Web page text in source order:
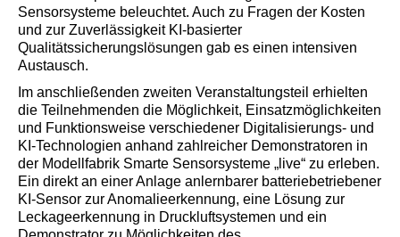
Sensorsysteme beleuchtet. Auch zu Fragen der Kosten
und zur Zuverlässigkeit KI-basierter
Qualitätssicherungslösungen gab es einen intensiven
Austausch.
Im anschließenden zweiten Veranstaltungsteil erhielten
die Teilnehmenden die Möglichkeit, Einsatzmöglichkeiten
und Funktionsweise verschiedener Digitalisierungs- und
KI-Technologien anhand zahlreicher Demonstratoren in
der Modellfabrik Smarte Sensorsysteme „live“ zu erleben.
Ein direkt an einer Anlage anlernbarer batteriebetriebener
KI-Sensor zur Anomalieerkennung, eine Lösung zur
Leckageerkennung in Druckluftsystemen und ein